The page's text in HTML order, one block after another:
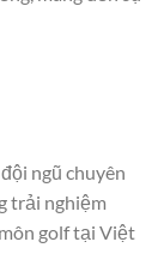
đội ngũ chuyên
trải nghiệm
golf tại Việt